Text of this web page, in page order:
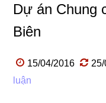
Dự án Chung
Biên
15/04/2016
luận